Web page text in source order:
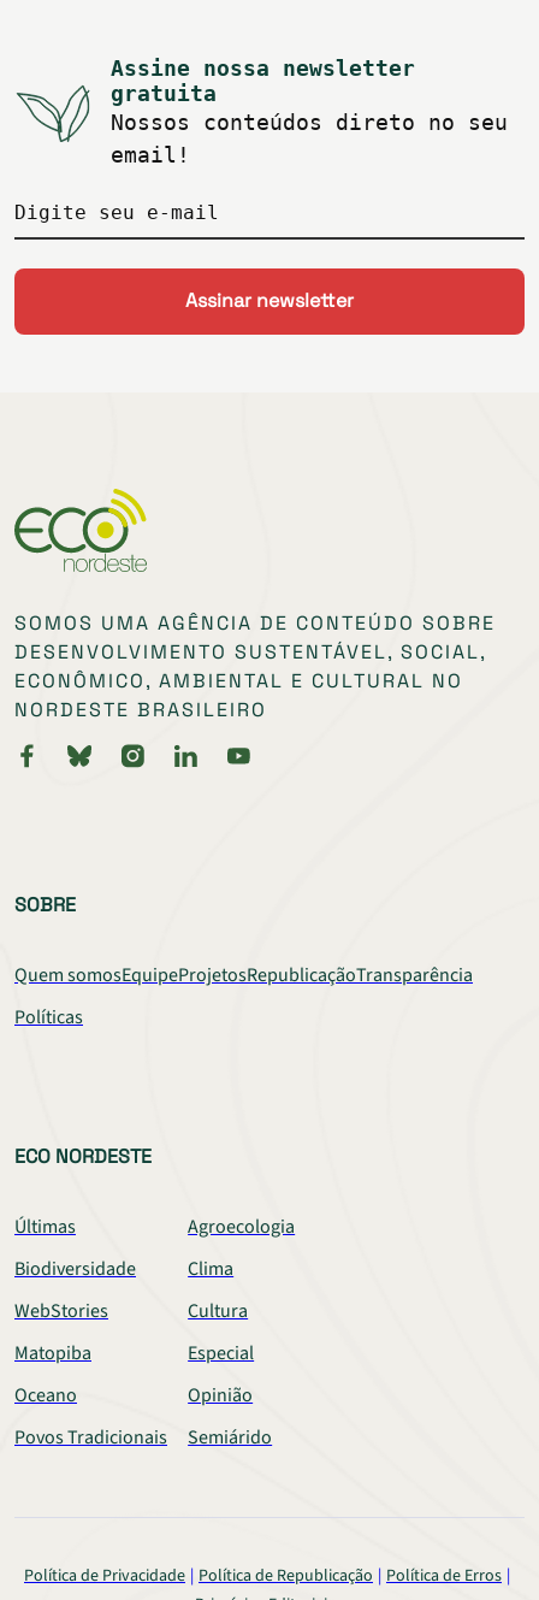
Assine nossa newsletter
gratuita
Nossos conteúdos direto no seu
email!
Digite seu e-mail
SOMOS UMA AGÊNCIA DE CONTEÚDO SOBRE
DESENVOLVIMENTO SUSTENTÁVEL, SOCIAL,
ECONÔMICO, AMBIENTAL E CULTURAL NO
NORDESTE BRASILEIRO
SOBRE
Quem somosEquipeProjetosRepublicaçãoTransparência
Políticas
ECO NORDESTE
Últimas
Agroecologia
Biodiversidade
Clima
WebStories
Cultura
Matopiba
Especial
Oceano
Opinião
Povos Tradicionais
Semiárido
Política de Privacidade Política de Republicação Política de Erros